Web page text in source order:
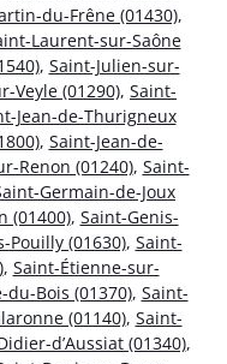
du-Frêne (01430),
Laurent-sur-Saône
, Saint-Julien-sur-
Veyle (01290), Saint-
Jean-de-Thurigneux
, Saint-Jean-de-
Renon (01240), Saint-
Germain-de-Joux
(01400), Saint-Genis-
Pouilly (01630), Saint-
, Saint-Étienne-sur-
Bois (01370), Saint-
(01140), Saint-
d’Aussiat (01340),